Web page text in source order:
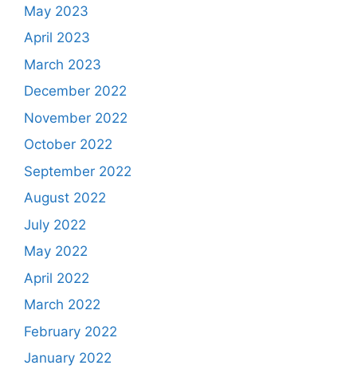
May 2023
April 2023
March 2023
December 2022
November 2022
October 2022
September 2022
August 2022
July 2022
May 2022
April 2022
March 2022
February 2022
January 2022